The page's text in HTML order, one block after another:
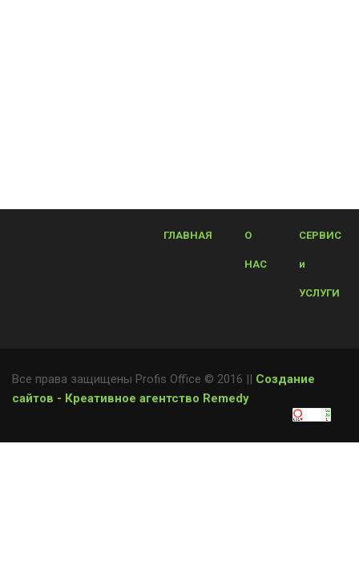
ГЛАВНАЯ О
НАС
СЕРВИС
и
УСЛУГИ
Все права защищены Profis Office © 2016 || Создание
сайтов - Креативное агентство Remedy